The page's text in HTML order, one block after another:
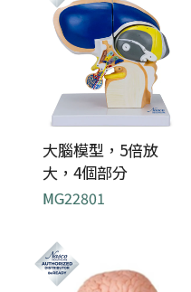
大腦模型，5倍放
大，4個部分
MG22801